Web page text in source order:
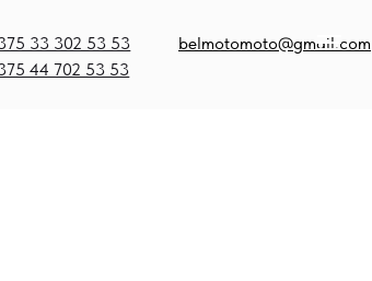
belmotomoto@gmail.com